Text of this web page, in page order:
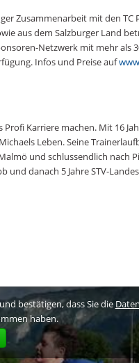
Zusammenarbeit mit den TC
aus dem Salzburger Land
Netzwerk mit mehr als
Infos und Preise auf
Karriere machen. Mit 16
Leben. Seine
und schlussendlich nach
und danach 5 Jahre STV-
bestätigen, dass Sie die
haben.